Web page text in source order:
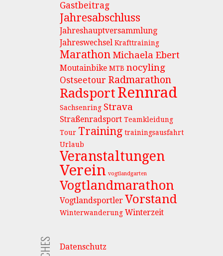
Gastbeitrag
Jahresabschluss
Jahreshauptversammlung
Jahreswechsel Krafttraining
Marathon Michaela Ebert
Moutainbike MTB nocyling
Ostseetour Radmarathon
Radsport Rennrad
Sachsenring Strava
Straßenradsport Teamkleidung
Tour Training trainingsausfahrt
Urlaub
Veranstaltungen
Verein vogtlandgarten
Vogtlandmarathon
Vogtlandsportler Vorstand
Winterwanderung Winterzeit
Datenschutz